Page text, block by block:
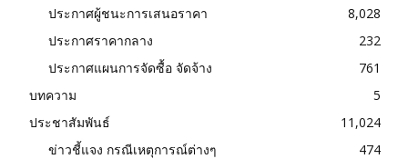
ประกาศผู้ชนะการเสนอราคา
8,028
ประกาศราคากลาง
232
ประกาศแผนการจัดซื้อ จัดจ้าง
761
บทความ
5
ประชาสัมพันธ์
11,024
ข่าวชี้แจง กรณีเหตุการณ์ต่างๆ
474